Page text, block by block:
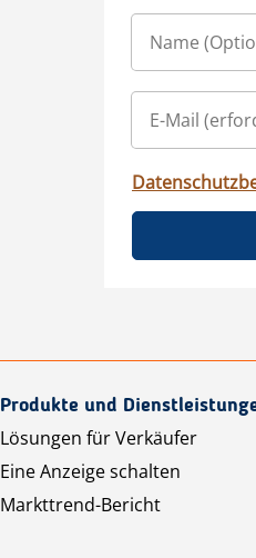
Produkte und
Lösungen für Verkäufer
Eine Anzeige schalten
Markttrend-Bericht